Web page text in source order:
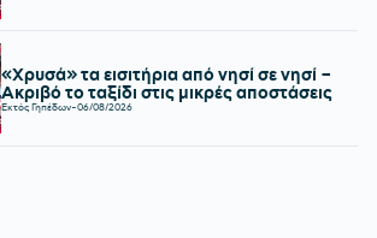
«Χρυσά» τα εισιτήρια από νησί σε νησί –
Ακριβό το ταξίδι στις μικρές αποστάσεις
Εκτός Γηπέδων-06/08/2026